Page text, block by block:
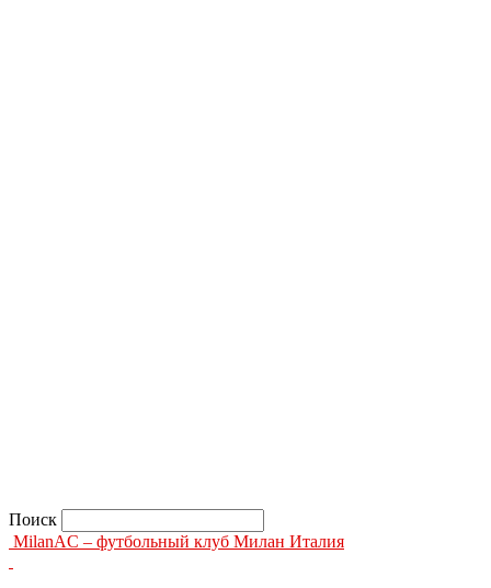
Поиск
MilanAC – футбольный клуб Милан Италия